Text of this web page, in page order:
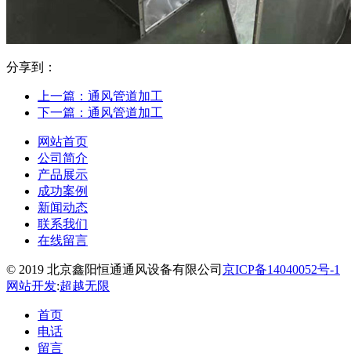
分享到：
上一篇：通风管道加工
下一篇：通风管道加工
网站首页
公司简介
产品展示
成功案例
新闻动态
联系我们
在线留言
© 2019 北京鑫阳恒通通风设备有限公司 京ICP备14040052号-1
网站开发:超越无限
首页
电话
留言